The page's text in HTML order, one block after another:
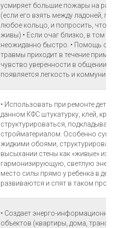
усмиряет большие пожары на
(если его взять между ладоней,
любое кольцо, и попросить, чтоб
живы) • Если очаг близко, в том же
неожиданно быстро. • Помощь от
травмы приходит в течение
чувство уверенности в общении,
появляется легкость и
• Использовать при ремонте
данном КФС штукатурку, клей,
структурироваться,
стройматериалом. Особенно
жидкими обоями,
высыхании стены как «живые»
гармонизирующую, светлую
место силы прямо у ребенка в
развиваются и спят в таком
• Создает энерго-
объектов (квартиры, дома,